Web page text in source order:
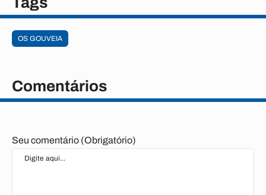
OS GOUVEIA
Comentários
Seu comentário (Obrigatório)